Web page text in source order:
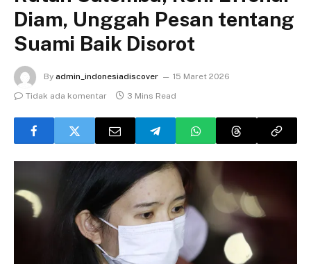
Diam, Unggah Pesan tentang
Suami Baik Disorot
By admin_indonesiadiscover
15 Maret 2026
Tidak ada komentar
3 Mins Read